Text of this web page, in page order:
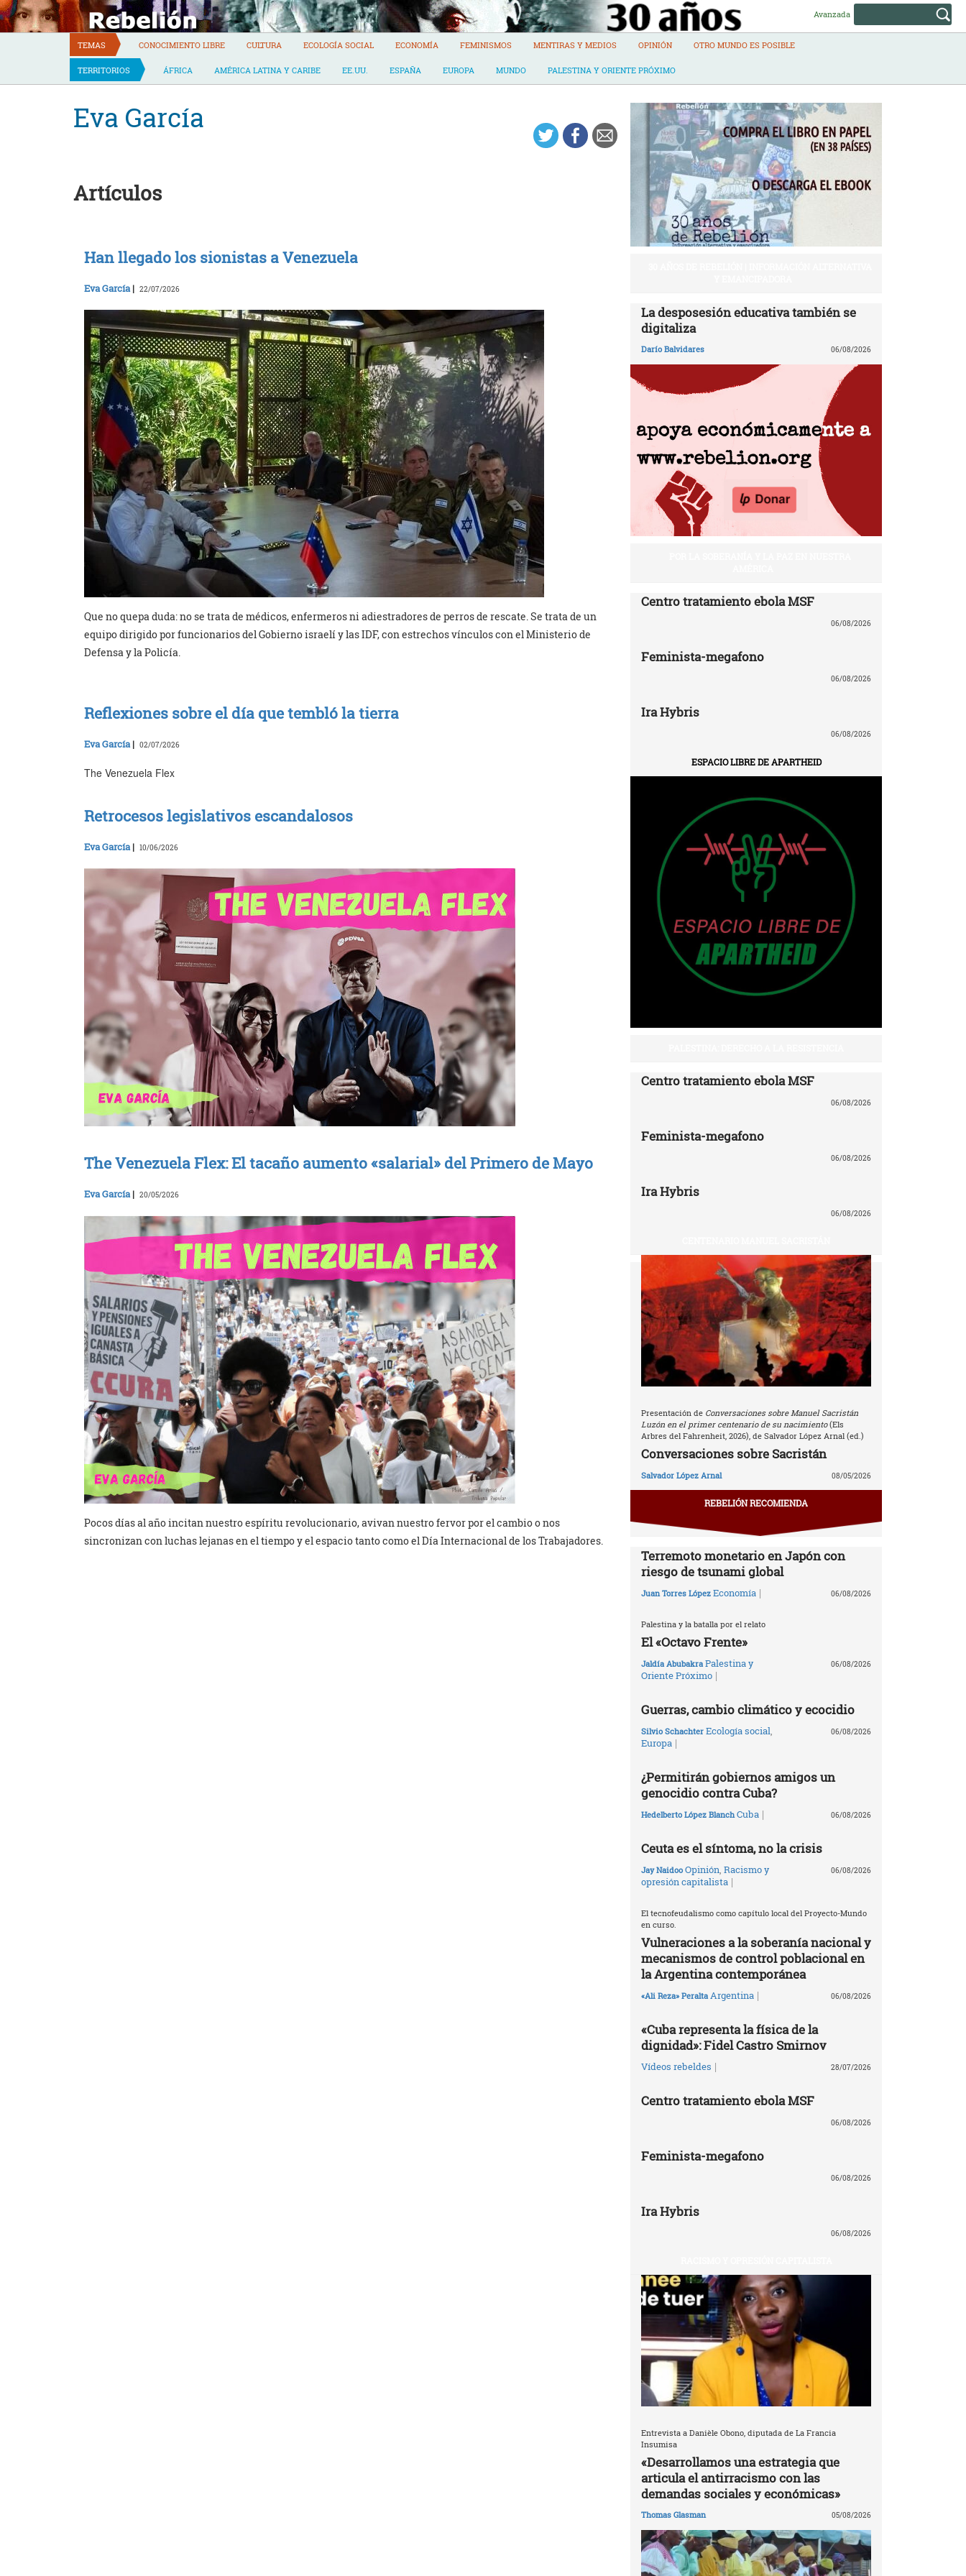
Skip
to
content
Avanzada
TEMAS CONOCIMIENTO LIBRE CULTURA ECOLOGÍA SOCIAL ECONOMÍA FEMINISMOS MENTIRAS Y MEDIOS OPINIÓN OTRO MUNDO ES POSIBLE
TERRITORIOS ÁFRICA AMÉRICA LATINA Y CARIBE EE.UU. ESPAÑA EUROPA MUNDO PALESTINA Y ORIENTE PRÓXIMO
Eva García
Artículos
Han llegado los sionistas a Venezuela
Eva García | 22/07/2026
Que no quepa duda: no se trata de médicos, enfermeros ni adiestradores de perros de rescate. Se trata de un
equipo dirigido por funcionarios del Gobierno israelí y las IDF, con estrechos vínculos con el Ministerio de
Defensa y la Policía.
Reflexiones sobre el día que tembló la tierra
Eva García | 02/07/2026
The Venezuela Flex
Retrocesos legislativos escandalosos
Eva García| 10/06/2026
The Venezuela Flex: El tacaño aumento «salarial» del Primero de Mayo
Eva García | 20/05/2026
Pocos días al año incitan nuestro espíritu revolucionario, avivan nuestro fervor por el cambio o nos
sincronizan con luchas lejanas en el tiempo y el espacio tanto como el Día Internacional de los Trabajadores.
La desposesión educativa también se
digitaliza
Darío Balvidares 06/08/2026
Centro tratamiento ebola MSF
06/08/2026
Feminista-megafono
06/08/2026
Ira Hybris
06/08/2026
ESPACIO LIBRE DE APARTHEID
Centro tratamiento ebola MSF
06/08/2026
Feminista-megafono
06/08/2026
Ira Hybris
06/08/2026
Presentación de Conversaciones sobre Manuel Sacristán
Luzón en el primer centenario de su nacimiento(Els
Arbres del Fahrenheit, 2026), de Salvador López Arnal (ed.)
Conversaciones sobre Sacristán
Salvador López Arnal 08/05/2026
REBELIÓN RECOMIENDA
Terremoto monetario en Japón con
riesgo de tsunami global
Juan Torres López Economía | 06/08/2026
Palestina y la batalla por el relato
El «Octavo Frente»
Jaldía Abubakra Palestina y
Oriente Próximo |
06/08/2026
Guerras, cambio climático y ecocidio
Silvio Schachter Ecología social
Europa |
06/08/2026
¿Permitirán gobiernos amigos un
genocidio contra Cuba?
Hedelberto López Blanch Cuba | 06/08/2026
Ceuta es el síntoma, no la crisis
Jay Naidoo Opinión Racismo y
opresión capitalista |
06/08/2026
El tecnofeudalismo como capítulo local del Proyecto-Mundo
en curso.
Vulneraciones a la soberanía nacional y
mecanismos de control poblacional en
la Argentina contemporánea
«Ali Reza» Peralta Argentina | 06/08/2026
«Cuba representa la física de la
dignidad»: Fidel Castro Smirnov
Vídeos rebeldes | 28/07/2026
Centro tratamiento ebola MSF
06/08/2026
Feminista-megafono
06/08/2026
Ira Hybris
06/08/2026
Entrevista a Danièle Obono, diputada de La Francia
Insumisa
«Desarrollamos una estrategia que
articula el antirracismo con las
demandas sociales y económicas»
Thomas Glasman 05/08/2026